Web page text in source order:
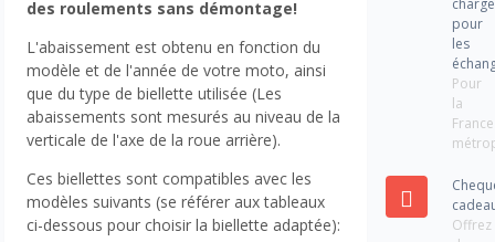
des roulements sans démontage!
L'abaissement est obtenu en fonction du
modèle et de l'année de votre moto, ainsi
que du type de biellette utilisée (Les
abaissements sont mesurés au niveau de la
verticale de l'axe de la roue arrière).
Ces biellettes sont compatibles avec les
modèles suivants (se référer aux tableaux
ci-dessous pour choisir la biellette adaptée):
pour
les
Pour
la
France
Offrez